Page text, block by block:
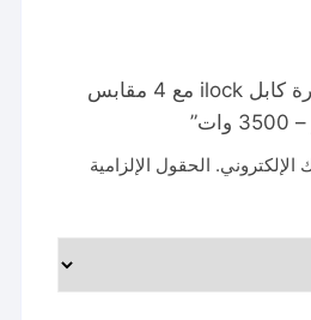
كن أول من يقيم “بكرة كابل ilock مع 4 مقابس
الإلكتروني. الحقول الإلزامية